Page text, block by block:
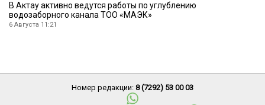
В Актау активно ведутся работы по углублению
водозаборного канала ТОО «МАЭК»
6 Августа 11:21
Номер редакции: 8 (7292) 53 00 03